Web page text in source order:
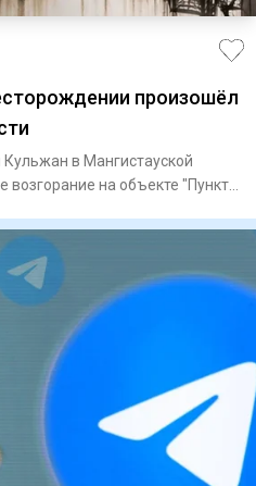
произошёл
в Мангистауской
возгорание на объекте "Пункт